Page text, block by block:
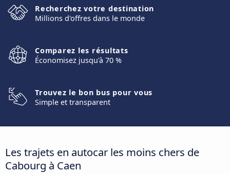
Recherchez votre destination
Millions d'offres dans le monde
Comparez les résultats
Économisez jusqu'à 70 %
Trouvez le bon bus pour vous
Simple et transparent
Les trajets en autocar les moins chers de
Cabourg à Caen